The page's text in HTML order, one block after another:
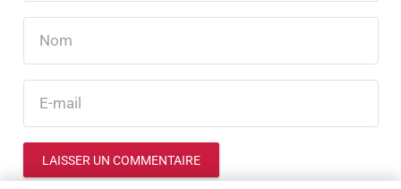
LAISSER UN COMMENTAIRE